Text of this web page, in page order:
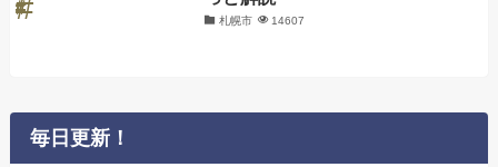
札幌市 14607
毎日更新！